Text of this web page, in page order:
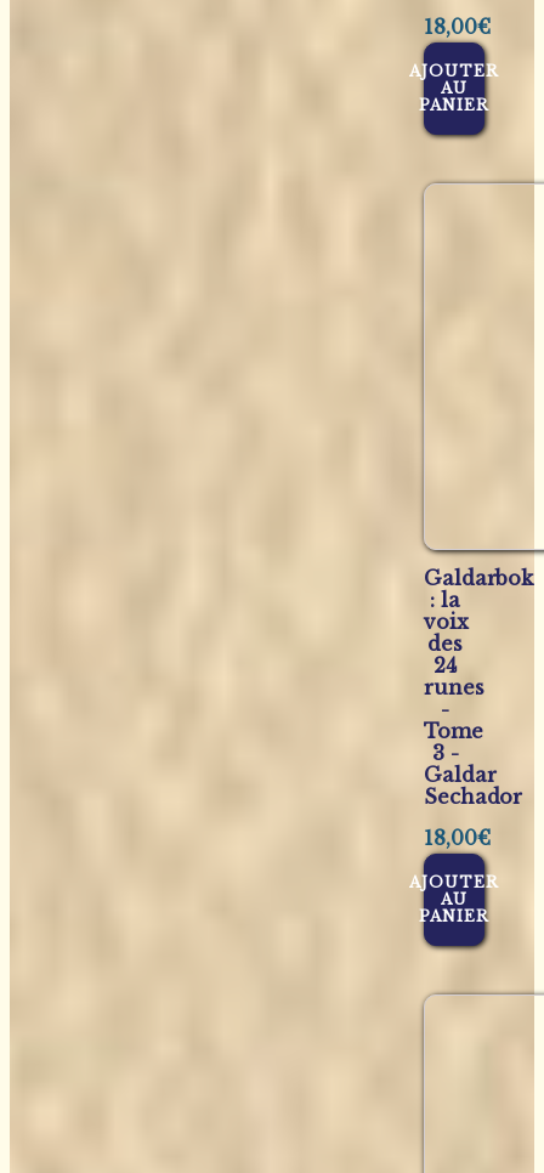
18,00€
AJOUTER
AU
PANIER
Galdarbok
: la
voix
des
24
runes
-
Tome
3 -
Galdar
Sechador
18,00€
AJOUTER
AU
PANIER